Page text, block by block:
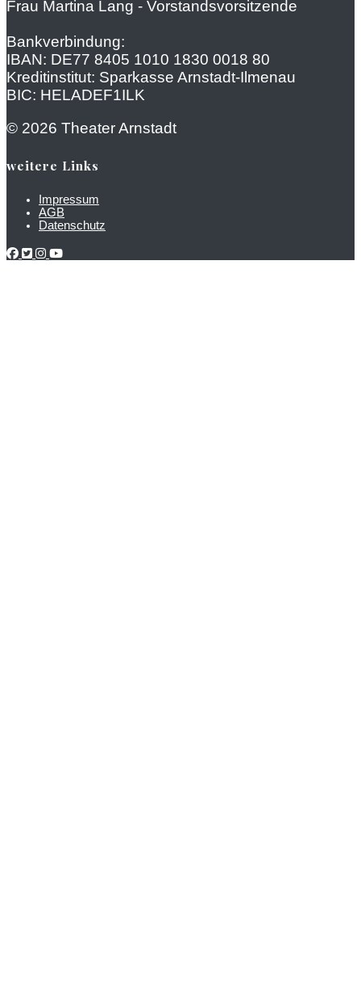
Frau Martina Lang - Vorstandsvorsitzende
Bankverbindung:
IBAN: DE77 8405 1010 1830 0018 80
Kreditinstitut: Sparkasse Arnstadt-Ilmenau
BIC: HELADEF1ILK
© 2026 Theater Arnstadt
weitere Links
Impressum
AGB
Datenschutz